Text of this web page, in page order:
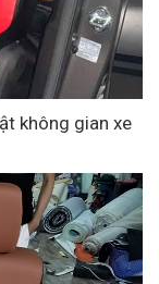
không gian xe